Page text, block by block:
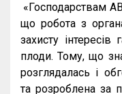
«Господарствам
що робота з
захисту інтересів
плоди. Тому, що
розглядалась і
та розроблена за